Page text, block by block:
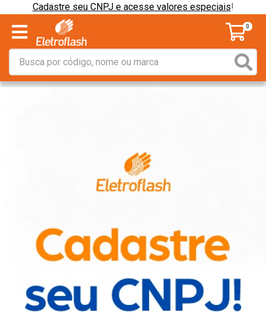
Cadastre seu CNPJ e acesse valores especiais!
0